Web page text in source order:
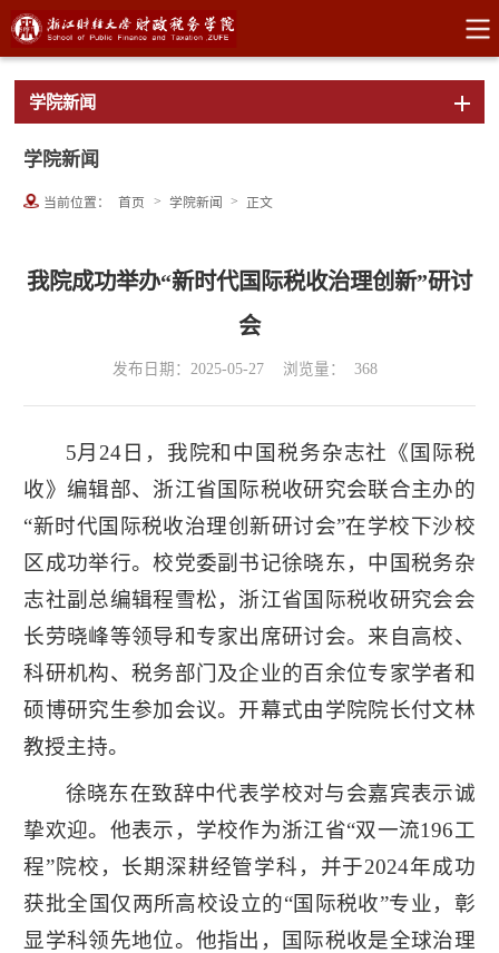
学院新闻
学院新闻
当前位置： 首页 > 学院新闻 > 正文
我院成功举办“新时代国际税收治理创新”研讨
会
发布日期：2025-05-27 浏览量： 368
5月24日，我院和中国税务杂志社《国际税
收》编辑部、浙江省国际税收研究会联合主办的
“新时代国际税收治理创新研讨会”在学校下沙校
区成功举行。校党委副书记徐晓东，中国税务杂
志社副总编辑程雪松，浙江省国际税收研究会会
长劳晓峰等领导和专家出席研讨会。来自高校、
科研机构、税务部门及企业的百余位专家学者和
硕博研究生参加会议。开幕式由学院院长付文林
教授主持。
徐晓东在致辞中代表学校对与会嘉宾表示诚
挚欢迎。他表示，学校作为浙江省“双一流196工
程”院校，长期深耕经管学科，并于2024年成功
获批全国仅两所高校设立的“国际税收”专业，彰
显学科领先地位。他指出，国际税收是全球治理